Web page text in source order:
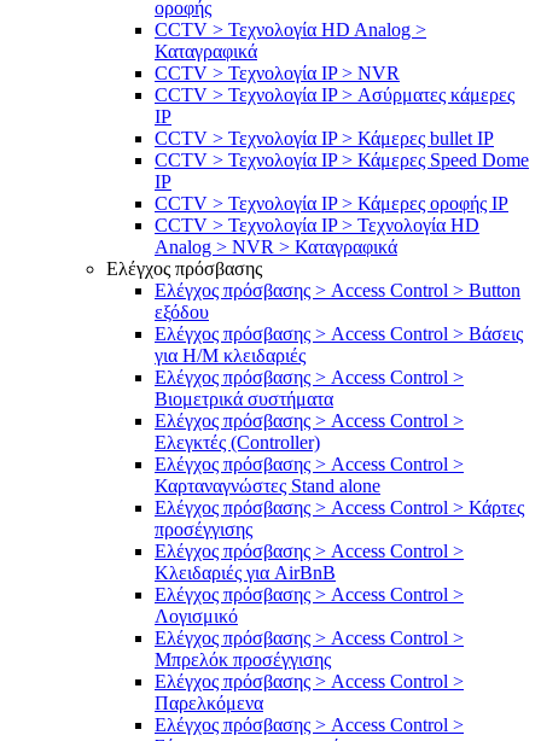
οροφής
CCTV > Τεχνολογία HD Analog >
Καταγραφικά
CCTV > Τεχνολογία IP > NVR
CCTV > Τεχνολογία IP > Ασύρματες κάμερες
IP
CCTV > Τεχνολογία IP > Κάμερες bullet IP
CCTV > Τεχνολογία IP > Κάμερες Speed Dome
IP
CCTV > Τεχνολογία IP > Κάμερες οροφής IP
CCTV > Τεχνολογία IP > Τεχνολογία HD
Analog > NVR > Καταγραφικά
Ελέγχος πρόσβασης
Ελέγχος πρόσβασης > Access Control > Button
εξόδου
Ελέγχος πρόσβασης > Access Control > Βάσεις
για Η/Μ κλειδαριές
Ελέγχος πρόσβασης > Access Control >
Βιομετρικά συστήματα
Ελέγχος πρόσβασης > Access Control >
Ελεγκτές (Controller)
Ελέγχος πρόσβασης > Access Control >
Καρταναγνώστες Stand alone
Ελέγχος πρόσβασης > Access Control > Κάρτες
προσέγγισης
Ελέγχος πρόσβασης > Access Control >
Κλειδαριές για AirBnB
Ελέγχος πρόσβασης > Access Control >
Λογισμικό
Ελέγχος πρόσβασης > Access Control >
Μπρελόκ προσέγγισης
Ελέγχος πρόσβασης > Access Control >
Παρελκόμενα
Ελέγχος πρόσβασης > Access Control >